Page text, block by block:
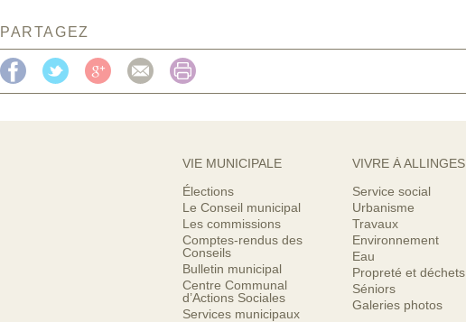
PARTAGEZ
VIE MUNICIPALE
Élections
Le Conseil municipal
Les commissions
Comptes-rendus des
Conseils
Bulletin municipal
Centre Communal
d’Actions Sociales
Services municipaux
VIVRE À ALLINGES
Service social
Urbanisme
Travaux
Environnement
Eau
Propreté et déchets
Séniors
Galeries photos